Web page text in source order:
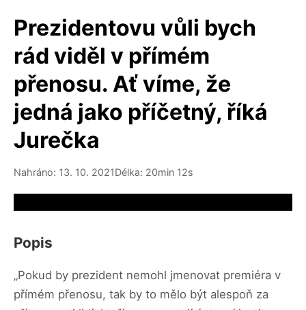
Prezidentovu vůli bych
rád viděl v přímém
přenosu. Ať víme, že
jedná jako příčetný, říká
Jurečka
Nahráno: 13. 10. 2021Délka: 20min 12s
Popis
„Pokud by prezident nemohl jmenovat premiéra v
přímém přenosu, tak by to mělo být alespoň za